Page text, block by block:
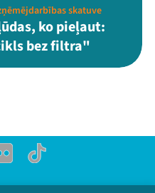
skatuve
ko pieļaut:
bez filtra"
Flick TikTok